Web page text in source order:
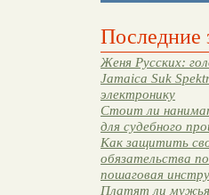
Последние
Женя Русских:
Jamaica Suk
электронику
Стоит ли
для судебного
Как защитить
обязательства
пошаговая
Платят ли мужья